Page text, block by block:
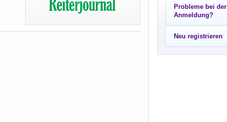
Probleme bei der
Anmeldung?
Neu registrieren